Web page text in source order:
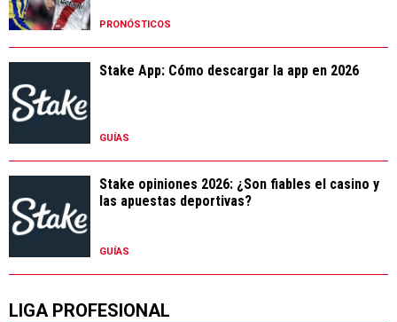
PRONÓSTICOS
Stake App: Cómo descargar la app en 2026
GUÍAS
Stake opiniones 2026: ¿Son fiables el casino y
las apuestas deportivas?
GUÍAS
LIGA PROFESIONAL